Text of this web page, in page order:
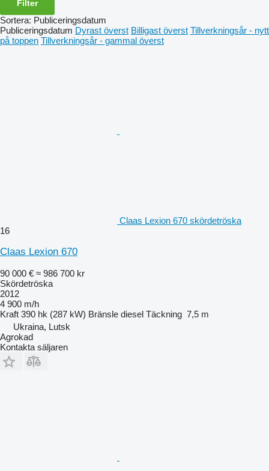
Filter
Sortera: Publiceringsdatum
Publiceringsdatum Dyrast överst Billigast överst Tillverkningsår - nytt
på toppen Tillverkningsår - gammal överst
Claas Lexion 670 skördetröska
16
Claas Lexion 670
90 000 € ≈ 986 700 kr
Skördetröska
2012
4 900 m/h
Kraft 390 hk (287 kW) Bränsle diesel Täckning 7,5 m
Ukraina, Lutsk
Agrokad
Kontakta säljaren